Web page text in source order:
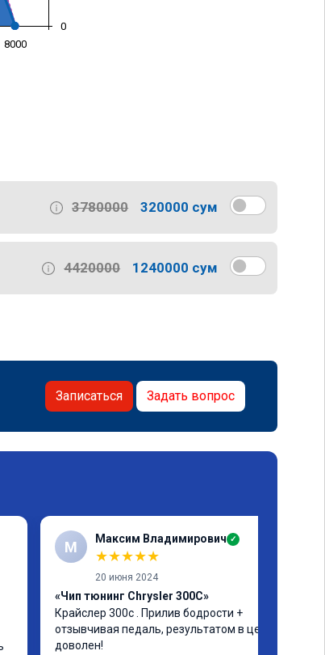
8000
0
3780000 320000 сум
4420000 1240000 сум
Записаться Задать вопрос
М Максим Владимирович ✓
★★★★★
20 июня 2024
«Чип тюнинг Chrysler 300C»
Крайслер 300с . Прилив бодрости +
отзывчивая педаль, результатом в целом
доволен!